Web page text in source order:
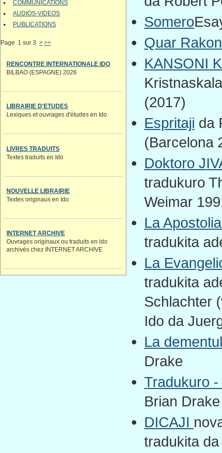
COMMUNICATIONS
AUDIOS-VIDEOS
PUBLICATIONS
Page 1 sur 3 > >>
RENCONTRE INTERNATIONALE IDO
BILBAO (ESPAGNE) 2026
LIBRAIRIE D'ETUDES
Lexiques et ouvrages d'études en Ido
LIVRES TRADUITS
Textes traduits en Ido
NOUVELLE LIBRAIRIE
Textes originaus en Ido
INTERNET ARCHIVE
Ouvrages originaux ou traduits en ido
archivés chez INTERNET ARCHIVE
Somero
Quar
KANSONI
(2017)
Espritaji da
(Barcelona
Doktoro
tradukuro
Weimar
La
tradukita
La
tradukita
Schlachter
Ido da
La
Drake
Tradukuro
Brian Drake
DICAJI
tradukita